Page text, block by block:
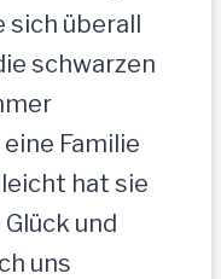
sich überall
schwarzen
Familie
hat sie
und
uns